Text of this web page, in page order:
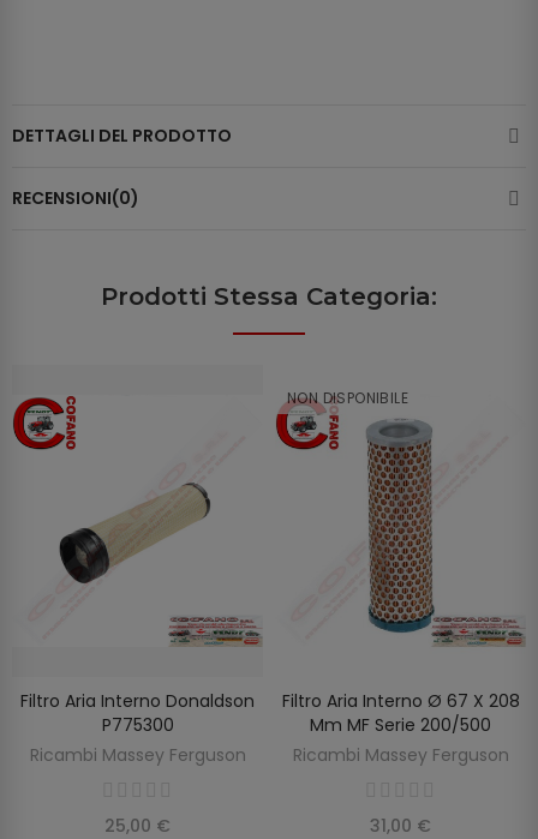
DETTAGLI DEL PRODOTTO
RECENSIONI(0)
Prodotti Stessa Categoria:
AGGIUNGI AL CARRELLO
Filtro Aria Interno Donaldson
P775300
Ricambi Massey Ferguson
25,00 €
NON DISPONIBILE
SCOPRIRE
Filtro Aria Interno Ø 67 X 208
Mm MF Serie 200/500
Ricambi Massey Ferguson
31,00 €